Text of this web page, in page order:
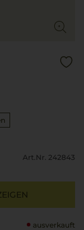
Art.Nr. 242843
ausverkauft